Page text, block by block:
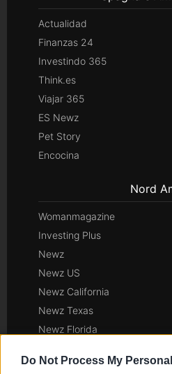
Do Not Process My
Actualidad
Finanzas 24
Investindo 365
Think.es
Viajar 365
ES Newz
Pet Story
Encocina
Nord
Womanmagazine
Investing Plus
Newz
Newz US
Newz California
Newz Texas
Newz Florida
Newz Pennsylvania